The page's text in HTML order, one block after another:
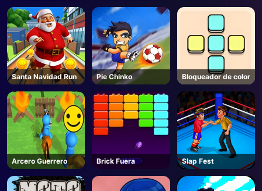
Santa Navidad Run Pie Chinko Bloqueador de color
Arcero Guerrero Brick Fuera Slap Fest